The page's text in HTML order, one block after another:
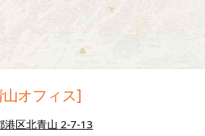
山オフィス]
区北青山 2-7-13